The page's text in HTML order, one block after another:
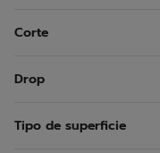
Corte
Drop
Tipo de superficie